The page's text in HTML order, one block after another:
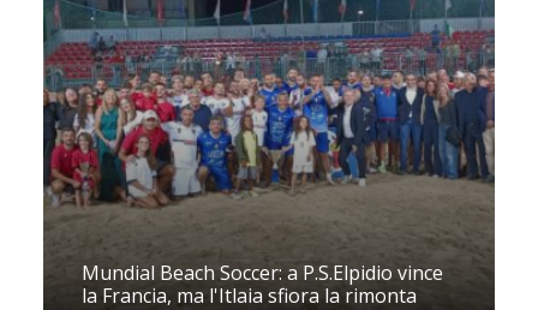
Mundial Beach Soccer: a P.S.Elpidio vince
la Francia, ma l'Itlaia sfiora la rimonta